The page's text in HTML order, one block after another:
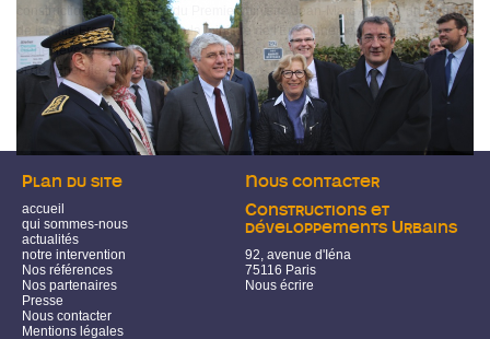
construction, en présence du Premier ministre Jean-Marc Ayrault, du ministre
de la Ville François Lamy, de la ministre de l'Enseignement supérieur
Geneviève Fioraso et du ministre de l'Écologie, du Développement durable
et de l'Énergie, Philippe Martin.
Plan du site
accueil
qui sommes-nous
actualités
notre intervention
Nos références
Nos partenaires
Presse
Nous contacter
Mentions légales
Nous contacter
Constructions et
développements Urbains
92, avenue d'Iéna
75116 Paris
Nous écrire